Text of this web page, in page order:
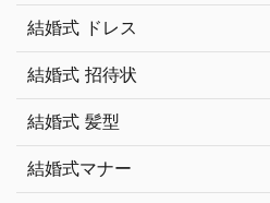
結婚式 ドレス
結婚式 招待状
結婚式 髪型
結婚式マナー